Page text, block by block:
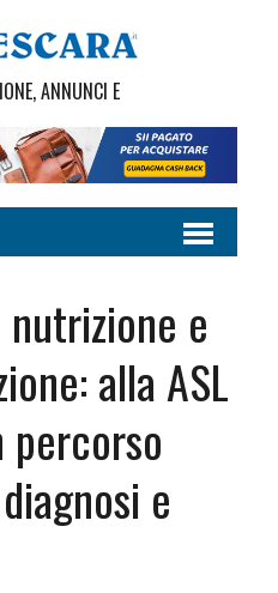
ANNUNCI E
e
alla ASL
percorso
e